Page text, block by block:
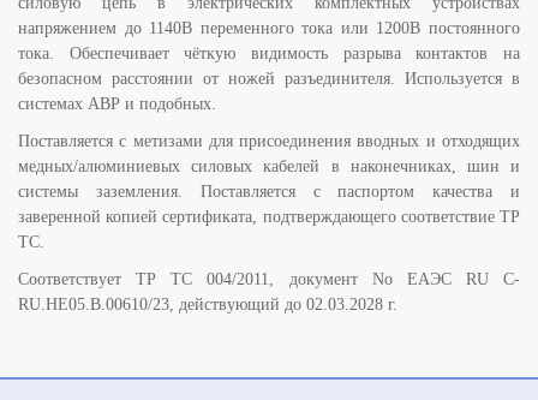
напряжением до 1140В переменного тока или 1200В постоянного
тока. Обеспечивает чёткую видимость разрыва контактов на
безопасном расстоянии от ножей разъединителя. Используется в
системах АВР и подобных.
Поставляется с метизами для присоединения вводных и отходящих
медных/алюминиевых силовых кабелей в наконечниках, шин и
системы заземления. Поставляется с паспортом качества и
заверенной копией сертификата, подтверждающего соответствие ТР
ТС.
Соответствует ТР ТС 004/2011, документ No ЕАЭС RU C-
RU.НЕ05.B.00610/23, действующий до 02.03.2028 г.